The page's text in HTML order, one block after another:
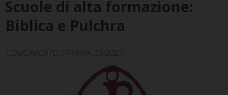
Scuole di alta formazione:
Biblica e Pulchra
COMUNICATO STAMPA 33/2023